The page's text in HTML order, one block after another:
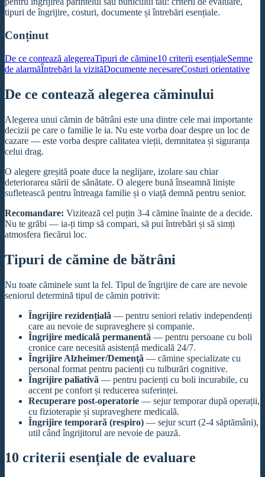
tipuri de îngrijire, costuri, documente și întrebări esențiale.
Conținut
De ce contează alegereaTipuri de cămine10 criterii esențialeSemne
de alarmăÎntrebări la vizităDocumente necesareCosturi orientative
De ce contează alegerea căminului
Alegerea unui cămin de bătrâni este una dintre cele mai importante
decizii pe care o familie le ia. Nu este vorba doar despre un loc de
cazare — este vorba despre calitatea vieții, demnitatea și siguranța
celui drag.
O alegere greșită poate duce la neglijare, izolare sau chiar
deteriorarea stării de sănătate. O alegere bună înseamnă liniște
sufletească pentru întreaga familie și o viață demnă pentru senior.
Recomandare: Vizitează cel puțin 3-4 cămine înainte de a decide.
Nu te grăbi — ia-ți timp să compari, să pui întrebări și să simți
atmosfera fiecărui loc.
Tipuri de cămine de bătrâni
Nu toate căminele sunt la fel. Tipul de îngrijire de care are nevoie
seniorul determină tipul de cămin potrivit:
Îngrijire rezidențială — pentru seniori relativ independenți
care au nevoie de supraveghere și companie.
Îngrijire medicală permanentă — pentru persoane cu boli
cronice care necesită asistență medicală 24/7.
Îngrijire Alzheimer/Demenţă — cămine specializate cu
personal format pentru pacienți cu tulburări cognitive.
Îngrijire paliativă — pentru pacienți cu boli incurabile, cu
accent pe confort și reducerea suferinței.
Recuperare post-operatorie — sejur temporar după operații,
cu fizioterapie și supraveghere medicală.
Îngrijire temporară (respiro) — sejur scurt (2-4 săptămâni),
util când îngrijitorul are nevoie de pauză.
10 criterii esențiale de evaluare